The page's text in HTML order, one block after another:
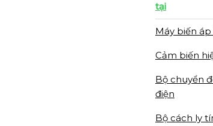
tại
Máy biến áp
Cảm biến
Bộ chuyển
điện
Bộ cách ly